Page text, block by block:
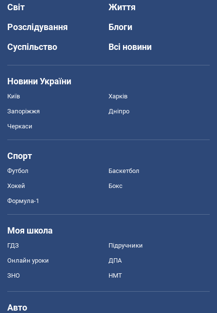
Світ
Життя
Розслідування
Блоги
Суспільство
Всі новини
Новини України
Київ Харків
Запоріжжя Дніпро
Черкаси
Спорт
Футбол Баскетбол
Хокей Бокс
Формула-1
Моя школа
ГДЗ Підручники
Онлайн уроки ДПА
ЗНО НМТ
Авто